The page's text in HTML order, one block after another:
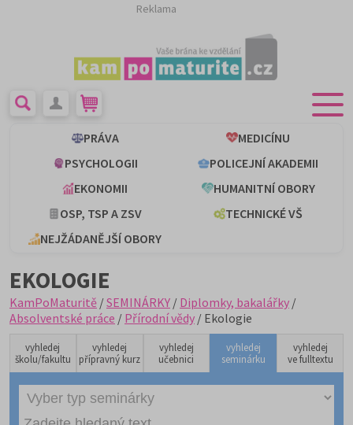
Reklama
PRÁVA
MEDICÍNU
PSYCHOLOGII
POLICEJNÍ AKADEMII
EKONOMII
HUMANITNÍ OBORY
OSP, TSP A ZSV
TECHNICKÉ VŠ
NEJŽÁDANĚJŠÍ OBORY
EKOLOGIE
KamPoMaturitě /SEMINÁRKY / Diplomky, bakalářky /
Absolventské práce / Přírodní vědy / Ekologie
vyhledej
školu/fakultu
vyhledej
přípravný kurz
vyhledej
učebnici
vyhledej
seminárku
vyhledej
ve fulltextu